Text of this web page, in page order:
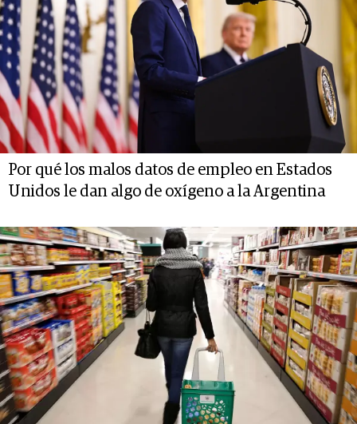
Por qué los malos datos de empleo en Estados
Unidos le dan algo de oxígeno a la Argentina